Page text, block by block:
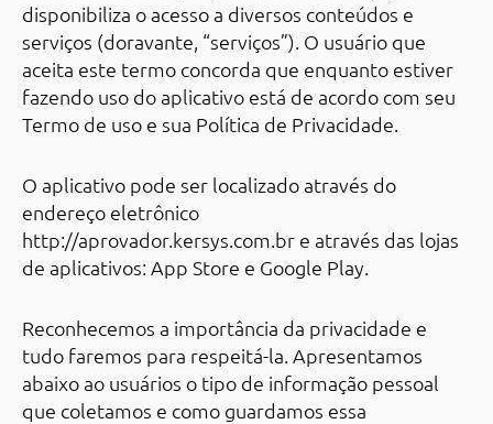
disponibiliza o acesso a diversos conteúdos e
serviços (doravante, “serviços”). O usuário que
aceita este termo concorda que enquanto estiver
fazendo uso do aplicativo está de acordo com seu
Termo de uso e sua Política de Privacidade.
O aplicativo pode ser localizado através do
endereço eletrônico
http://aprovador.kersys.com.br e através das lojas
de aplicativos: App Store e Google Play.
Reconhecemos a importância da privacidade e
tudo faremos para respeitá-la. Apresentamos
abaixo ao usuários o tipo de informação pessoal
que coletamos e como guardamos essa